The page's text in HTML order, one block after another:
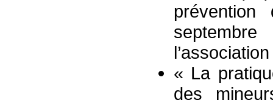
« La
des